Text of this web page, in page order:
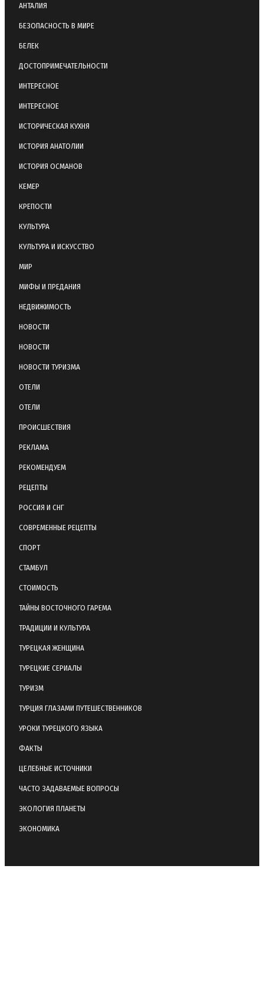
АНТАЛИЯ
БЕЗОПАСНОСТЬ В МИРЕ
БЕЛЕК
ДОСТОПРИМЕЧАТЕЛЬНОСТИ
ИНТЕРЕСНОЕ
ИНТЕРЕСНОЕ
ИСТОРИЧЕСКАЯ КУХНЯ
ИСТОРИЯ АНАТОЛИИ
ИСТОРИЯ ОСМАНОВ
КЕМЕР
КРЕПОСТИ
КУЛЬТУРА
КУЛЬТУРА И ИСКУССТВО
МИР
МИФЫ И ПРЕДАНИЯ
НЕДВИЖИМОСТЬ
НОВОСТИ
НОВОСТИ
НОВОСТИ ТУРИЗМА
ОТЕЛИ
ОТЕЛИ
ПРОИСШЕСТВИЯ
РЕКЛАМА
РЕКОМЕНДУЕМ
РЕЦЕПТЫ
РОССИЯ И СНГ
СОВРЕМЕННЫЕ РЕЦЕПТЫ
СПОРТ
СТАМБУЛ
СТОИМОСТЬ
ТАЙНЫ ВОСТОЧНОГО ГАРЕМА
ТРАДИЦИИ И КУЛЬТУРА
ТУРЕЦКАЯ ЖЕНЩИНА
ТУРЕЦКИЕ СЕРИАЛЫ
ТУРИЗМ
ТУРЦИЯ ГЛАЗАМИ ПУТЕШЕСТВЕННИКОВ
УРОКИ ТУРЕЦКОГО ЯЗЫКА
ФАКТЫ
ЦЕЛЕБНЫЕ ИСТОЧНИКИ
ЧАСТО ЗАДАВАЕМЫЕ ВОПРОСЫ
ЭКОЛОГИЯ ПЛАНЕТЫ
ЭКОНОМИКА